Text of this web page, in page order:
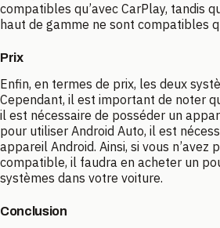
compatibles qu’avec CarPlay, tandis
haut de gamme ne sont compatibles
Prix
Enfin, en termes de prix, les deux
Cependant, il est important de noter
il est nécessaire de posséder un
pour utiliser Android Auto, il est
appareil Android. Ainsi, si vous n’avez
compatible, il faudra en acheter un
systèmes dans votre voiture.
Conclusion